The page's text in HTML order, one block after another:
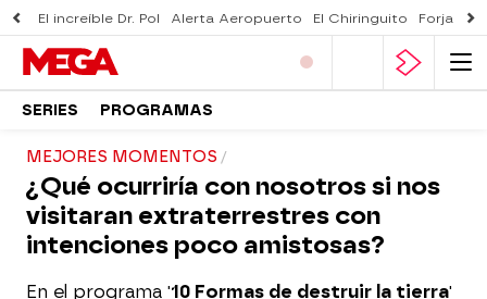
El increíble Dr. Pol Alerta Aeropuerto El Chiringuito Forjado
SERIES PROGRAMAS
MEJORES MOMENTOS
¿Qué ocurriría con nosotros si nos
visitaran extraterrestres con
intenciones poco amistosas?
En el programa '10 Formas de destruir la tierra'